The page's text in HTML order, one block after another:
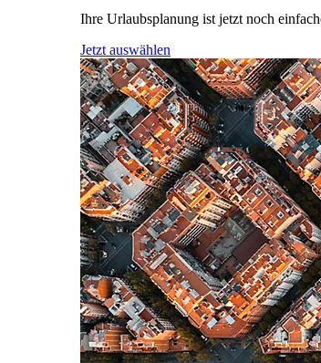
Ihre Urlaubsplanung ist jetzt noch
Jetzt auswählen